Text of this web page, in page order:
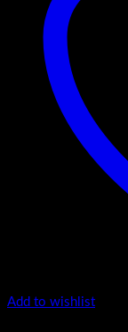
Add to wishlist